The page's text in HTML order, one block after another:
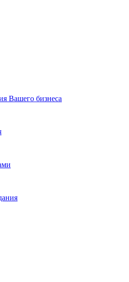
Вашего бизнеса